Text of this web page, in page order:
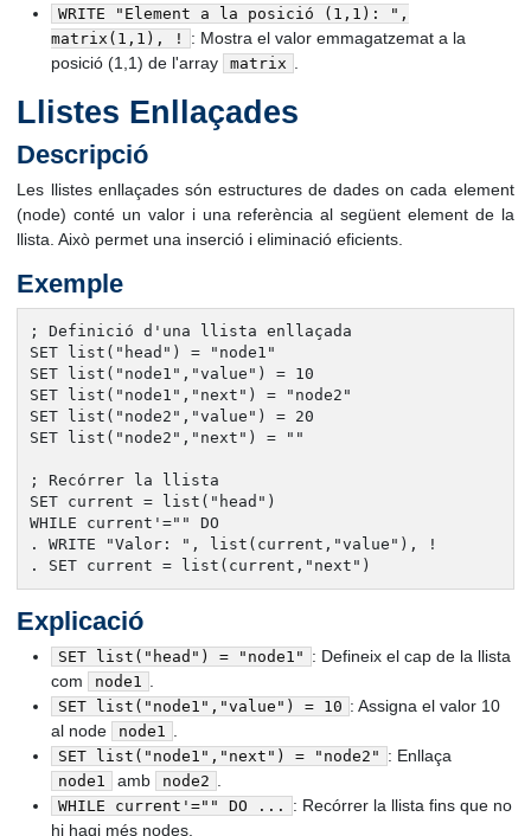
WRITE "Element a la posició (1,1): ",
matrix(1,1), !
: Mostra el valor emmagatzemat a la
posició (1,1) de l'array
matrix .
Llistes Enllaçades
Descripció
Les llistes enllaçades són estructures de dades on cada element
(node) conté un valor i una referència al següent element de la
llista. Això permet una inserció i eliminació eficients.
Exemple
; Definició d'una llista enllaçada
SET list("head") = "node1"
SET list("node1","value") = 10
SET list("node1","next") = "node2"
SET list("node2","value") = 20
SET list("node2","next") = ""
; Recórrer la llista
SET current = list("head")
WHILE current'="" DO
. WRITE "Valor: ", list(current,"value"), !
. SET current = list(current,"next")
Explicació
SET list("head") = "node1" : Defineix el cap de la llista
com
node1
SET list("node1","value") = 10 : Assigna el valor 10
al node
node1
SET list("node1","next") = "node2" : Enllaça
node1 amb node2
WHILE current'="" DO ...
: Recórrer la llista fins que no
hi hagi més nodes.